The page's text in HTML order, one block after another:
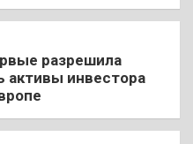
разрешила
активы инвестора